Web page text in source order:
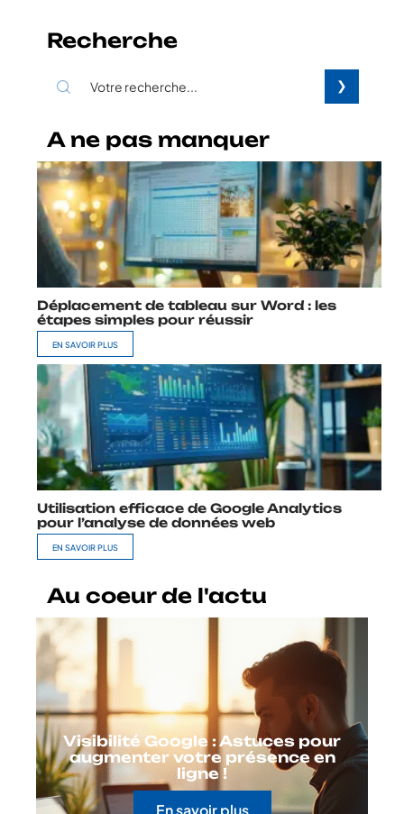
Recherche
A ne pas manquer
Déplacement de tableau sur Word : les
étapes simples pour réussir
EN SAVOIR PLUS
Utilisation efficace de Google Analytics
pour l’analyse de données web
EN SAVOIR PLUS
Au coeur de l'actu
Visibilité Google : Astuces pour
augmenter votre présence en
ligne !
En savoir plus